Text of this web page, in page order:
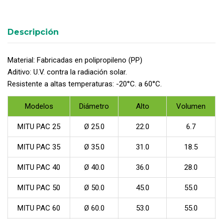
Descripción
Material: Fabricadas en polipropileno (PP)
Aditivo: U.V. contra la radiación solar.
Resistente a altas temperaturas: -20°C. a 60°C.
Modelos Diámetro Alto Volumen
MITU PAC 25 Ø 25.0 22.0 6.7
MITU PAC 35 Ø 35.0 31.0 18.5
MITU PAC 40 Ø 40.0 36.0 28.0
MITU PAC 50 Ø 50.0 45.0 55.0
MITU PAC 60 Ø 60.0 53.0 55.0